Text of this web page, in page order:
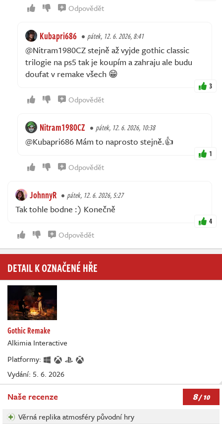
Odpovědět
Kubapri686 pátek, 12. 6. 2026, 8:41
@Nitram1980CZ stejně až vyjde gothic classic
trilogie na ps5 tak je koupím a zahraju ale budu
doufat v remake všech 😁
3
Odpovědět
Nitram1980CZ pátek, 12. 6. 2026, 10:38
@Kubapri686 Mám to naprosto stejně.👍
1
Odpovědět
JohnnyR pátek, 12. 6. 2026, 5:27
Tak tohle bodne :) Konečně
4
Odpovědět
DETAIL K OZNAČENÉ HŘE
Gothic Remake
Alkimia Interactive
Platformy:
Vydání: 5. 6. 2026
Naše recenze 8/ 10
Věrná replika atmosféry původní hry